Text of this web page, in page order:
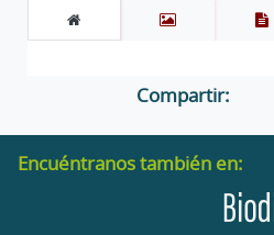
Compartir:
Encuéntranos también en: